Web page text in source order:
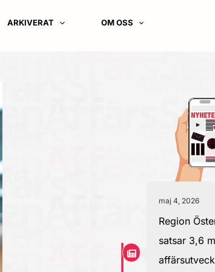
ARKIVERAT OM OSS
maj 4, 2026
Region
satsar 3,6